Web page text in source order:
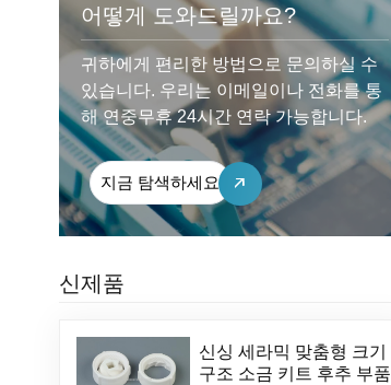
어떻게 도와드릴까요?
귀하에게 편리한 방법으로 문의하실 수
있습니다. 우리는 이메일이나 전화를 통
해 연중무휴 24시간 연락 가능합니다.
지금 탐색하세요
신제품
신싱 세라믹 맞춤형 크기
구조 소금 키트 후추 부품